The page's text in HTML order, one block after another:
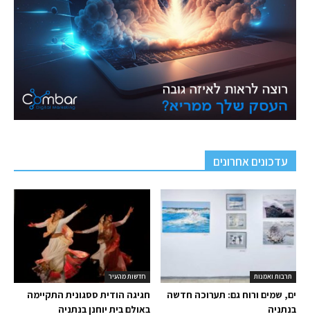
עדכונים אחרונים
חדשות מהעיר
חגיגה הודית ססגונית התקיימה
באולם בית יוחנן בנתניה
תרבות ואמנות
ים, שמים ורוח גם: תערוכה חדשה
בנתניה